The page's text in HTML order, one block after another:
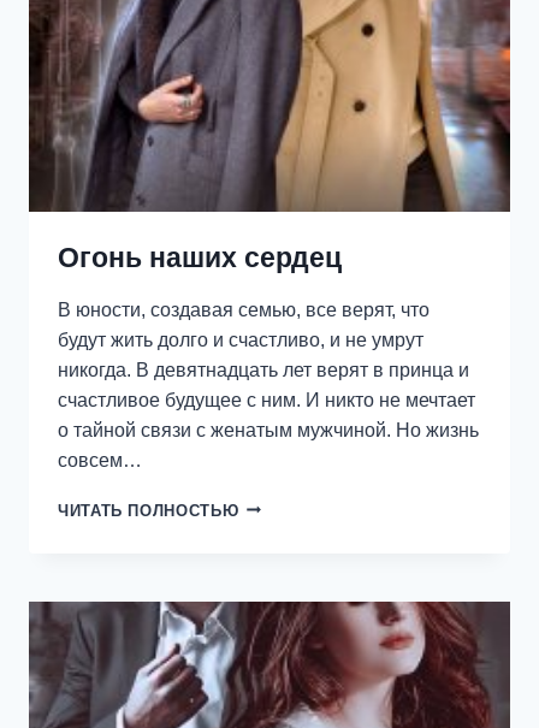
Огонь наших сердец
В юности, создавая семью, все верят, что
будут жить долго и счастливо, и не умрут
никогда. В девятнадцать лет верят в принца и
счастливое будущее с ним. И никто не мечтает
о тайной связи с женатым мужчиной. Но жизнь
совсем…
ЧИТАТЬ ПОЛНОСТЬЮ ОГОНЬ